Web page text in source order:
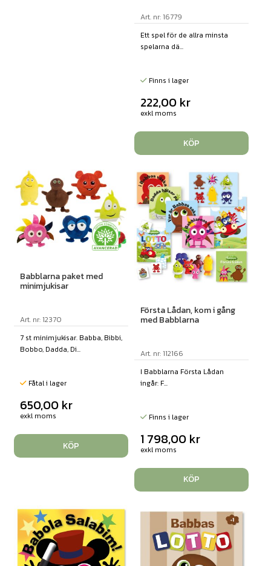
Art. nr: 16779
Ett spel för de allra minsta
spelarna dä...
Finns i lager
222,00 kr
exkl moms
KÖP
Babblarna paket med
minimjukisar
Art. nr: 12370
7 st minimjukisar. Babba, Bibbi,
Bobbo, Dadda, Di...
Fåtal i lager
650,00 kr
exkl moms
KÖP
Första Lådan, kom i gång
med Babblarna
Art. nr: 112166
I Babblarna Första Lådan
ingår: F...
Finns i lager
1 798,00 kr
exkl moms
KÖP